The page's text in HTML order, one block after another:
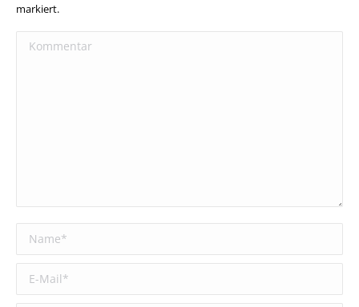
markiert.
Kommentar
Name *
E-Mail *